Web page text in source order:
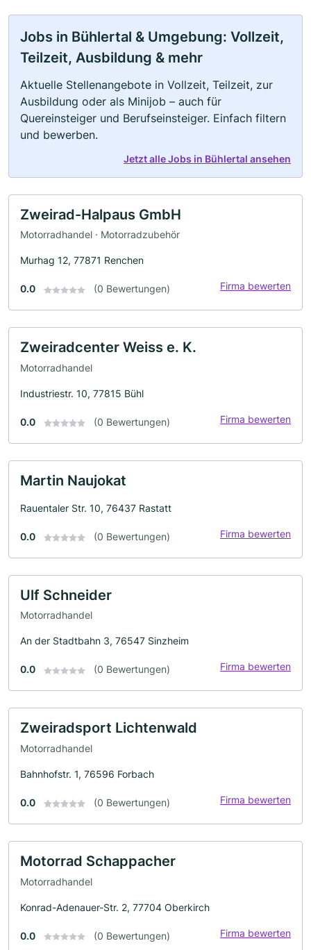
Jobs in Bühlertal & Umgebung: Vollzeit,
Teilzeit, Ausbildung & mehr
Aktuelle Stellenangebote in Vollzeit, Teilzeit, zur
Ausbildung oder als Minijob – auch für
Quereinsteiger und Berufseinsteiger. Einfach filtern
und bewerben.
Jetzt alle Jobs in Bühlertal ansehen
Zweirad-Halpaus GmbH
Motorradhandel · Motorradzubehör
Murhag 12, 77871 Renchen
0.0 (0 Bewertungen) Firma bewerten
Zweiradcenter Weiss e. K.
Motorradhandel
Industriestr. 10, 77815 Bühl
0.0 (0 Bewertungen) Firma bewerten
Martin Naujokat
Rauentaler Str. 10, 76437 Rastatt
0.0 (0 Bewertungen) Firma bewerten
Ulf Schneider
Motorradhandel
An der Stadtbahn 3, 76547 Sinzheim
0.0 (0 Bewertungen) Firma bewerten
Zweiradsport Lichtenwald
Motorradhandel
Bahnhofstr. 1, 76596 Forbach
0.0 (0 Bewertungen) Firma bewerten
Motorrad Schappacher
Motorradhandel
Konrad-Adenauer-Str. 2, 77704 Oberkirch
0.0 (0 Bewertungen) Firma bewerten